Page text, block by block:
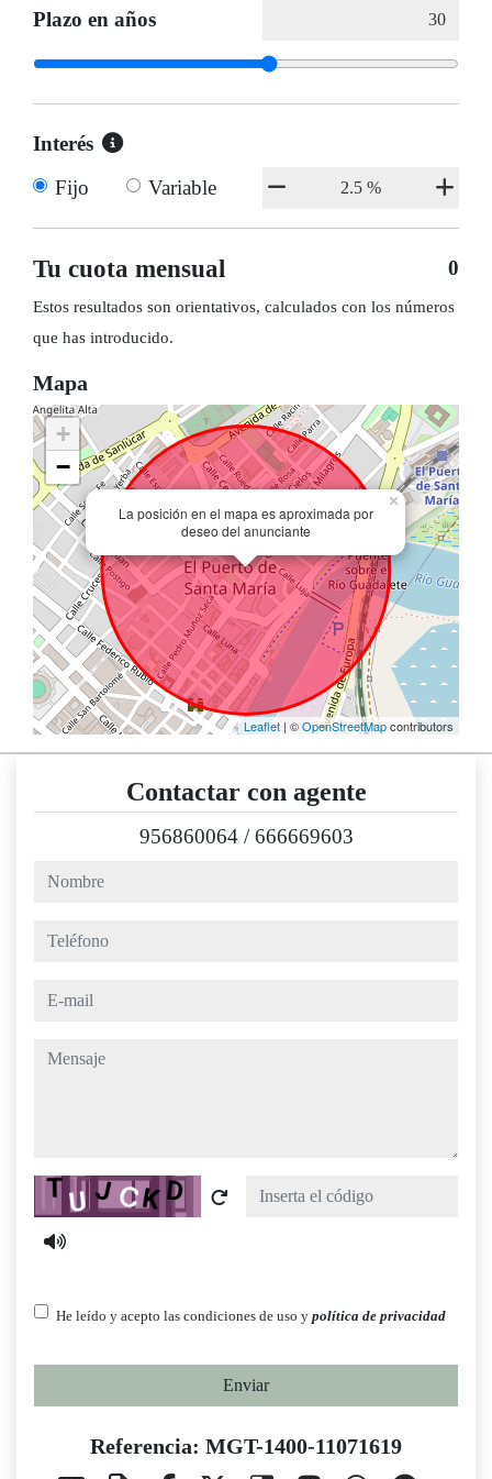
Plazo en años
Interés
Fijo
Variable
Tu cuota mensual 0
Estos resultados son orientativos, calculados con los números
que has introducido.
Mapa
La posición en el mapa es aproximada por
deseo del anunciante
×
+
−
Leaflet | ©OpenStreetMapcontributors
Contactar con agente
956860064 /666669603
nombre
teléfono
e-mail
mensaje
Captcha
He leído y acepto las condiciones de uso y política de privacidad
Enviar
Referencia: MGT-1400-11071619